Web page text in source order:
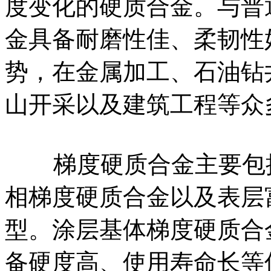
度变化的硬质合金。与
金具备耐磨性佳、柔韧
势，在金属加工、石油
山开采以及建筑工程等
梯度硬质合金主要包
相梯度硬质合金以及表
型。涂层基体梯度硬质
备硬度高、使用寿命长